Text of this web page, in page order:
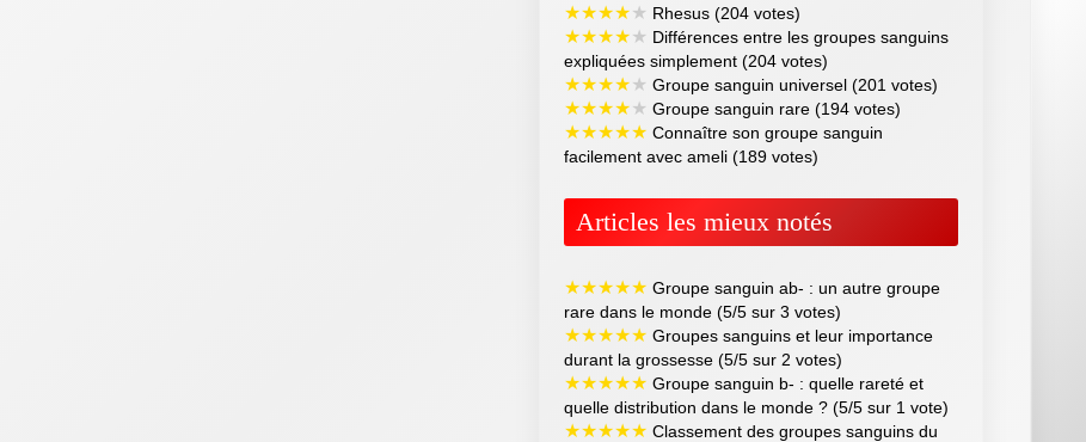
★★★★★ Rhesus (204 votes)
★★★★★ Différences entre les groupes sanguins
expliquées simplement (204 votes)
★★★★★ Groupe sanguin universel (201 votes)
★★★★★ Groupe sanguin rare (194 votes)
★★★★★ Connaître son groupe sanguin
facilement avec ameli (189 votes)
Articles les mieux notés
★★★★★ Groupe sanguin ab- : un autre groupe
rare dans le monde (5/5 sur 3 votes)
★★★★★ Groupes sanguins et leur importance
durant la grossesse (5/5 sur 2 votes)
★★★★★ Groupe sanguin b- : quelle rareté et
quelle distribution dans le monde ? (5/5 sur 1 vote)
★★★★★ Classement des groupes sanguins du